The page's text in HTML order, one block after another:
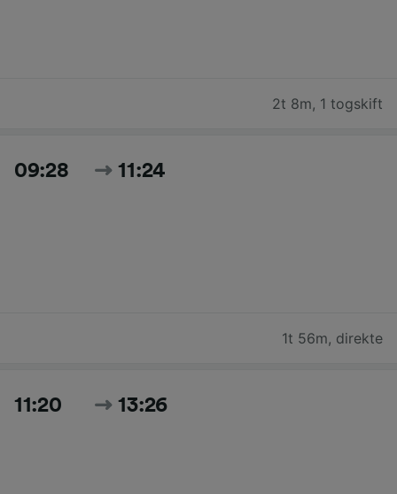
2t 8m, 1 togskift
09:28 11:24
1t 56m, direkte
11:20 13:26